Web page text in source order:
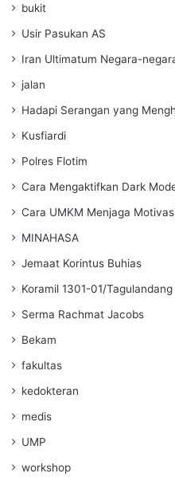
bukit
Usir Pasukan AS
Iran Ultimatum Negara-
jalan
Hadapi Serangan yang
Kusfiardi
Polres Flotim
Cara Mengaktifkan Dark
Cara UMKM Menjaga
MINAHASA
Jemaat Korintus Buhias
Koramil 1301-01/Tagulandang
Serma Rachmat Jacobs
Bekam
fakultas
kedokteran
medis
UMP
workshop